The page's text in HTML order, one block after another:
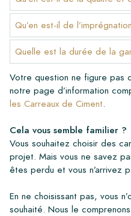
Qu’en est-il de
Quelle est la durée de la
Votre question ne figure pas
notre page d’information
les Carreaux de Ciment.
Cela vous semble familier ?
Vous souhaitez choisir des
projet. Mais vous ne savez
êtes perdu et vous n’arrivez
En ne choisissant pas, vous
souhaité. Nous le